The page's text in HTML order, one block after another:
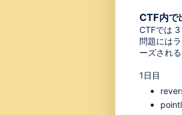
CTF内で
CTFでは 3
問題には
ーズされ
1日目